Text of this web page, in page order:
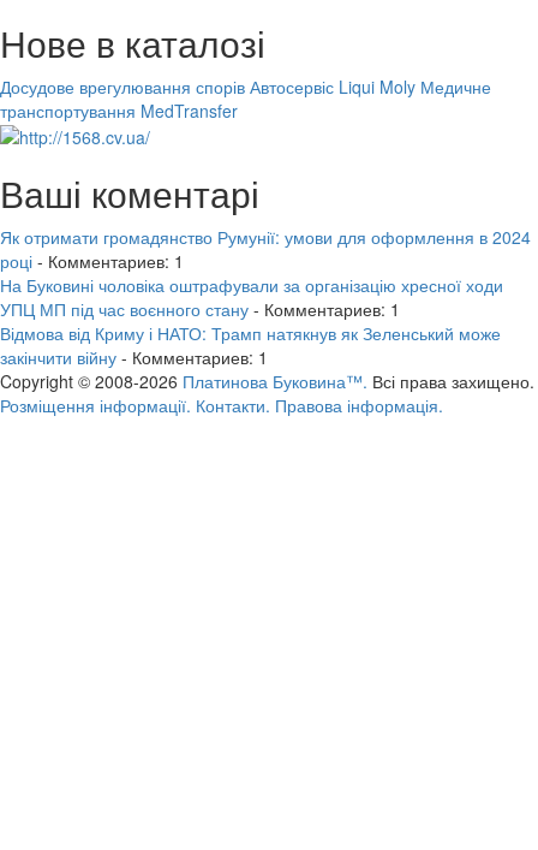
Нове в каталозі
Досудове врегулювання спорів Автосервіс Liqui Moly Медичне
транспортування MedTransfer
Ваші коментарі
Як отримати громадянство Румунії: умови для оформлення в 2024
році - Комментариев: 1
На Буковині чоловіка оштрафували за організацію хресної ходи
УПЦ МП під час воєнного стану - Комментариев: 1
Відмова від Криму і НАТО: Трамп натякнув як Зеленський може
закінчити війну - Комментариев: 1
Copyright © 2008-2026 Платинова Буковина™. Всі права захищено.
Розміщення інформації. Контакти. Правова інформація.